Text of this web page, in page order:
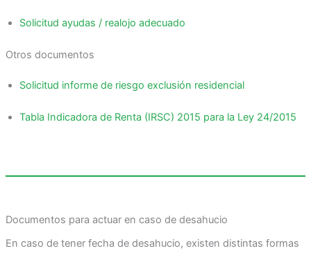
Solicitud ayudas / realojo adecuado
Otros documentos
Solicitud informe de riesgo exclusión residencial
Tabla Indicadora de Renta (IRSC) 2015 para la Ley 24/2015
Documentos para actuar en caso de desahucio
En caso de tener fecha de desahucio, existen distintas formas